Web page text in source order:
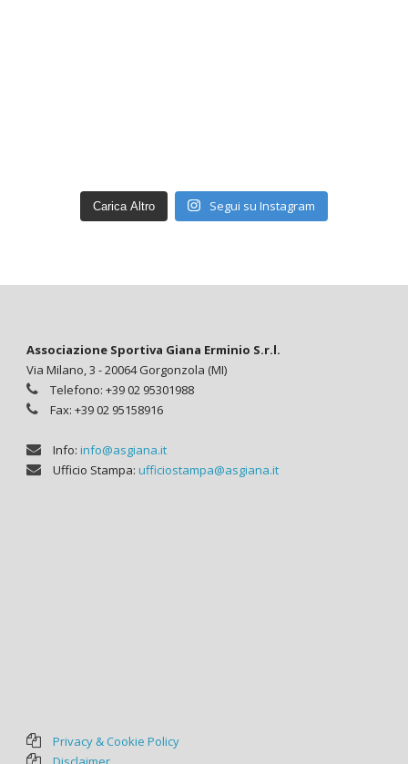
Carica Altro Segui su Instagram
Associazione Sportiva Giana Erminio S.r.l.
Via Milano, 3 - 20064 Gorgonzola (MI)
Telefono: +39 02 95301988
Fax: +39 02 95158916
Info: info@asgiana.it
Ufficio Stampa: ufficiostampa@asgiana.it
Privacy & Cookie Policy